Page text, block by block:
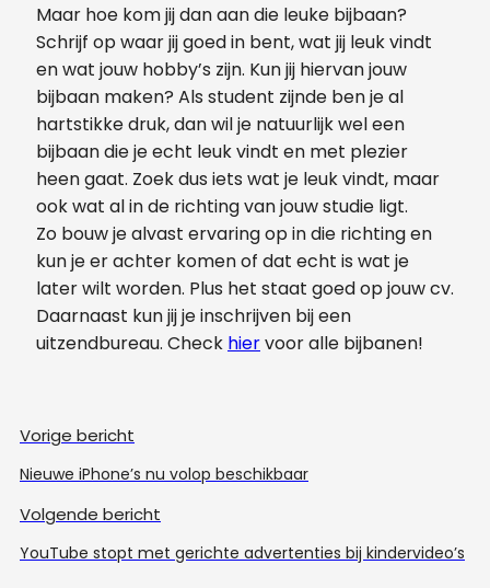
Maar hoe kom jij dan aan die leuke bijbaan?
Schrijf op waar jij goed in bent, wat jij leuk vindt
en wat jouw hobby’s zijn. Kun jij hiervan jouw
bijbaan maken? Als student zijnde ben je al
hartstikke druk, dan wil je natuurlijk wel een
bijbaan die je echt leuk vindt en met plezier
heen gaat. Zoek dus iets wat je leuk vindt, maar
ook wat al in de richting van jouw studie ligt.
Zo bouw je alvast ervaring op in die richting en
kun je er achter komen of dat echt is wat je
later wilt worden. Plus het staat goed op jouw cv.
Daarnaast kun jij je inschrijven bij een
uitzendbureau. Check hiervoor alle bijbanen!
Vorige bericht
Nieuwe iPhone’s nu volop beschikbaar
Volgende bericht
YouTube stopt met gerichte advertenties bij kindervideo’s